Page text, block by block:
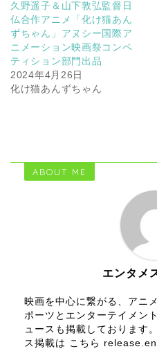
久野遥子＆山下敦弘監督日
仏合作アニメ「化け猫あん
ずちゃん」アヌシー国際ア
ニメーション映画祭コンペ
ティション部門出品
2024年4月26日
化け猫あんずちゃん
ABOUT ME
エンタメ
映画を中心に繋がる、アニ
ポーツとエンターテイメン
ュースも掲載しております
ス掲載は こちら